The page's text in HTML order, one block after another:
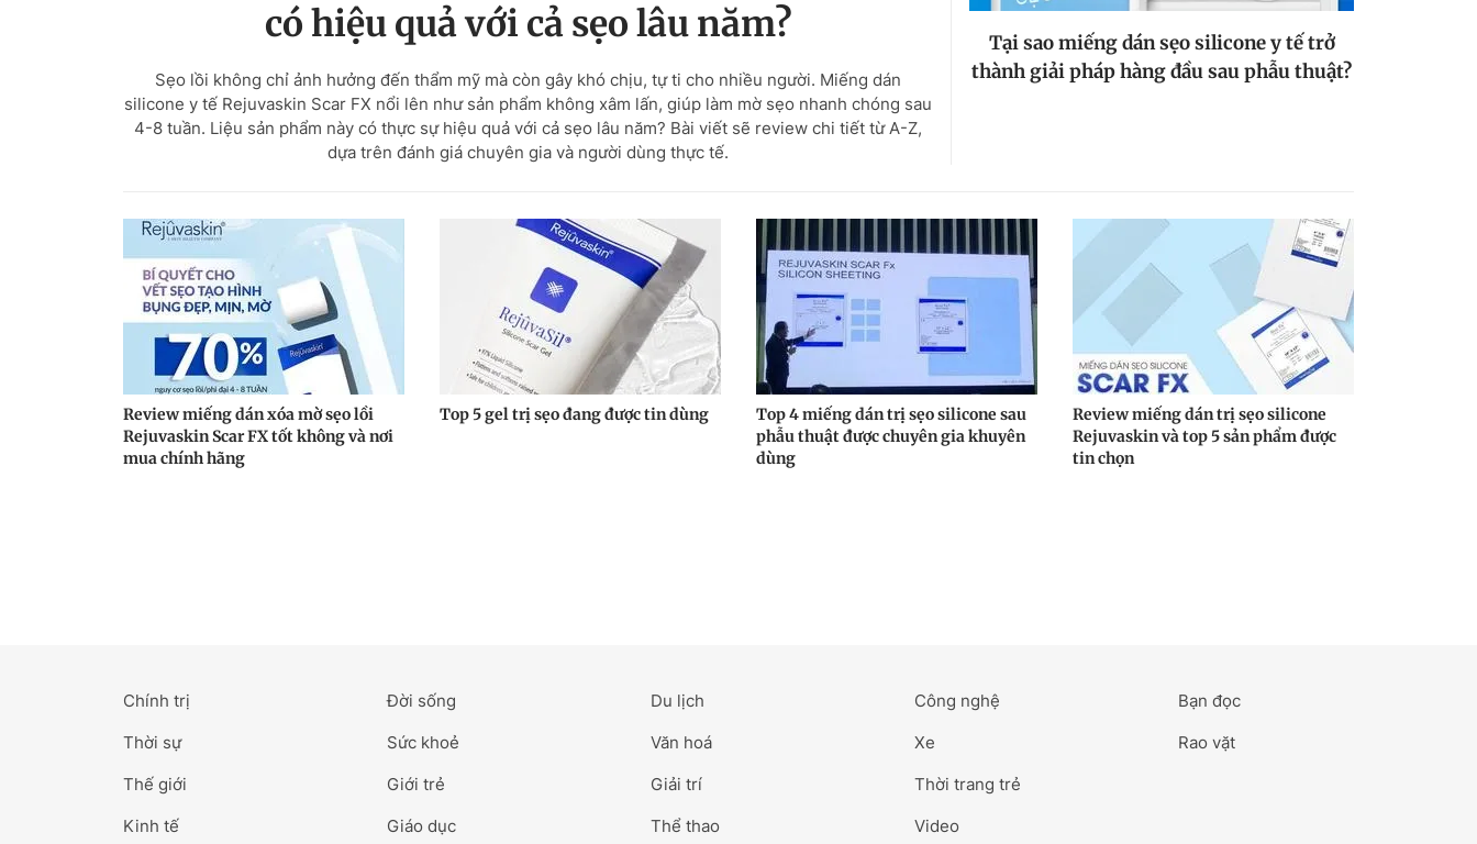
có hiệu quả với cả sẹo lâu năm?
Sẹo lồi không chỉ ảnh hưởng đến thẩm mỹ mà còn gây khó chịu, tự ti cho nhiều người. Miếng dán
silicone y tế Rejuvaskin Scar FX nổi lên như sản phẩm không xâm lấn, giúp làm mờ sẹo nhanh chóng sau
4-8 tuần. Liệu sản phẩm này có thực sự hiệu quả với cả sẹo lâu năm? Bài viết sẽ review chi tiết từ A-Z,
dựa trên đánh giá chuyên gia và người dùng thực tế.
Tại sao miếng dán sẹo silicone y tế trở
thành giải pháp hàng đầu sau phẫu thuật?
Review miếng dán xóa mờ sẹo lồi
Rejuvaskin Scar FX tốt không và nơi
mua chính hãng
Top 5 gel trị sẹo đang được tin dùng
Top 4 miếng dán trị sẹo silicone sau
phẫu thuật được chuyên gia khuyên
dùng
Review miếng dán trị sẹo silicone
Rejuvaskin và top 5 sản phẩm được
tin chọn
Chính trị
Thời sự
Thế giới
Kinh tế
Đời sống
Sức khoẻ
Giới trẻ
Giáo dục
Du lịch
Văn hoá
Giải trí
Thể thao
Công nghệ
Xe
Thời trang trẻ
Video
Bạn đọc
Rao vặt